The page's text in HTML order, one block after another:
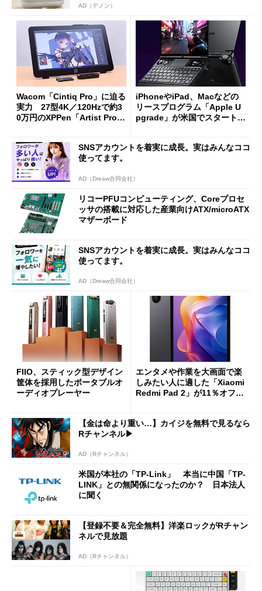
AD（デノン）
Wacom「Cintiq Pro」に迫る
実力 27型4K／120Hzで約3
0万円のXPPen「Artist Pro 2
iPhoneやiPad、Macなどの
リースプログラム「Apple U
pgrade」が米国でスタート／
ut」が明...
SNSアカウントを着実に成長。実はみんなココ
使ってます。
AD（Dreaw合同会社）
リコーPFUコンピューティング、Coreプロセ
ッサの搭載に対応した産業向けATX/microATX
マザーボード
SNSアカウントを着実に成長。実はみんなココ
使ってます。
AD（Dreaw合同会社）
FIIO、スティック型デザイン
筐体を採用したポータブルオ
ーディオプレーヤー
エンタメや作業を大画面で楽
しみたい人に適した「Xiaomi
Redmi Pad 2」が11％オフの
【金は命より重い…】カイジを無料で見るなら
Rチャンネル▶︎
AD（Rチャンネル）
米国が本社の「TP-Link」 本当に中国「TP-
LINK」との無関係になったのか？ 日本法人
に聞く
【登録不要＆完全無料】洋楽ロックがRチャン
ネルで見放題
AD（Rチャンネル）